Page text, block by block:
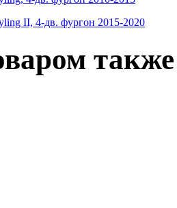
II, 4-дв. фургон 2015-2020